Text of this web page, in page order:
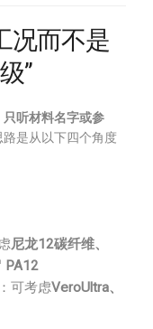
况而不是
”
只听材料名字或参
路是从以下四个角度
尼龙12碳纤维、
PA12
可考虑VeroUltra、